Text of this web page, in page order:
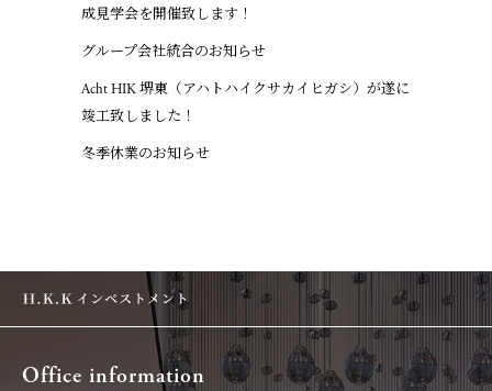
成見学会を開催致します！
グループ会社統合のお知らせ
Acht HIK 堺東（アハトハイクサカイヒガシ）が遂に
竣工致しました！
冬季休業のお知らせ
Office information